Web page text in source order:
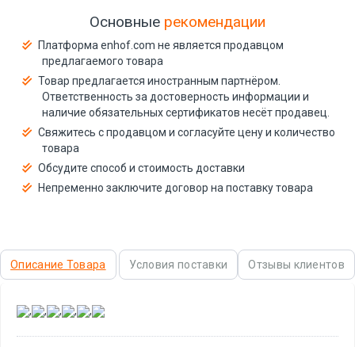
Основные рекомендации
Платформа enhof.com не является продавцом
предлагаемого товара
Товар предлагается иностранным партнёром.
Ответственность за достоверность информации и
наличие обязательных сертификатов несёт продавец.
Свяжитесь с продавцом и согласуйте цену и количество
товара
Обсудите способ и стоимость доставки
Непременно заключите договор на поставку товара
Описание Товара Условия поставки Отзывы клиентов
, , , , ,